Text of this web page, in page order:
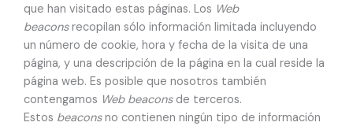
que han visitado estas páginas. Los Web
beaconsrecopilan sólo información limitada incluyendo
un número de cookie, hora y fecha de la visita de una
página, y una descripción de la página en la cual reside la
página web. Es posible que nosotros también
contengamos Web beaconsde terceros.
Estos beaconsno contienen ningún tipo de información